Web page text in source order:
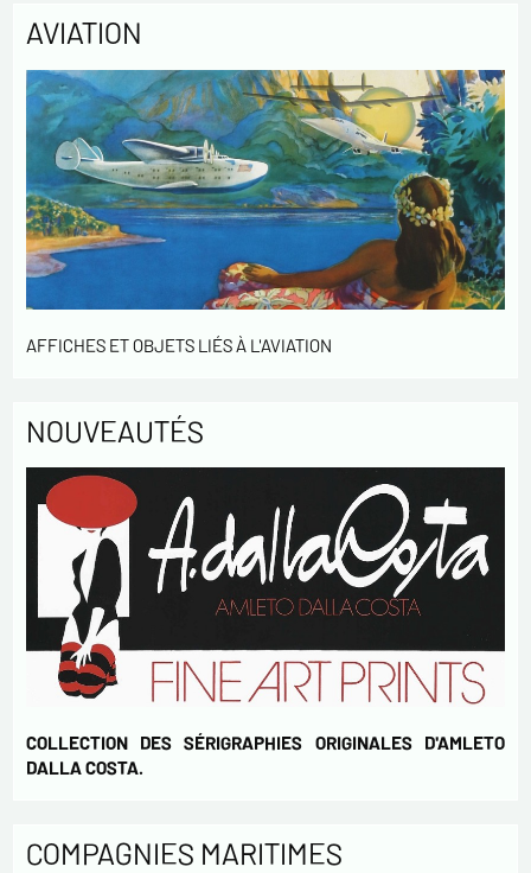
AVIATION
AFFICHES ET OBJETS LIÉS À L'AVIATION
NOUVEAUTÉS
COLLECTION DES SÉRIGRAPHIES ORIGINALES D'AMLETO
DALLA COSTA.
COMPAGNIES MARITIMES